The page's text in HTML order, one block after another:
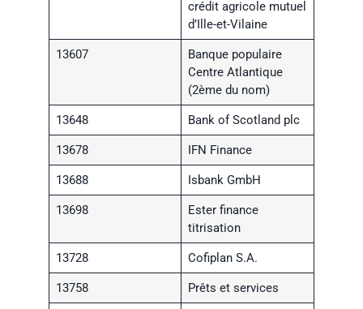
crédit agricole mutuel
d’Ille-et-Vilaine
13607
Banque populaire
Centre Atlantique
(2ème du nom)
13648 Bank of Scotland plc
13678 IFN Finance
13688 Isbank GmbH
13698
Ester finance
titrisation
13728 Cofiplan S.A.
13758 Prêts et services